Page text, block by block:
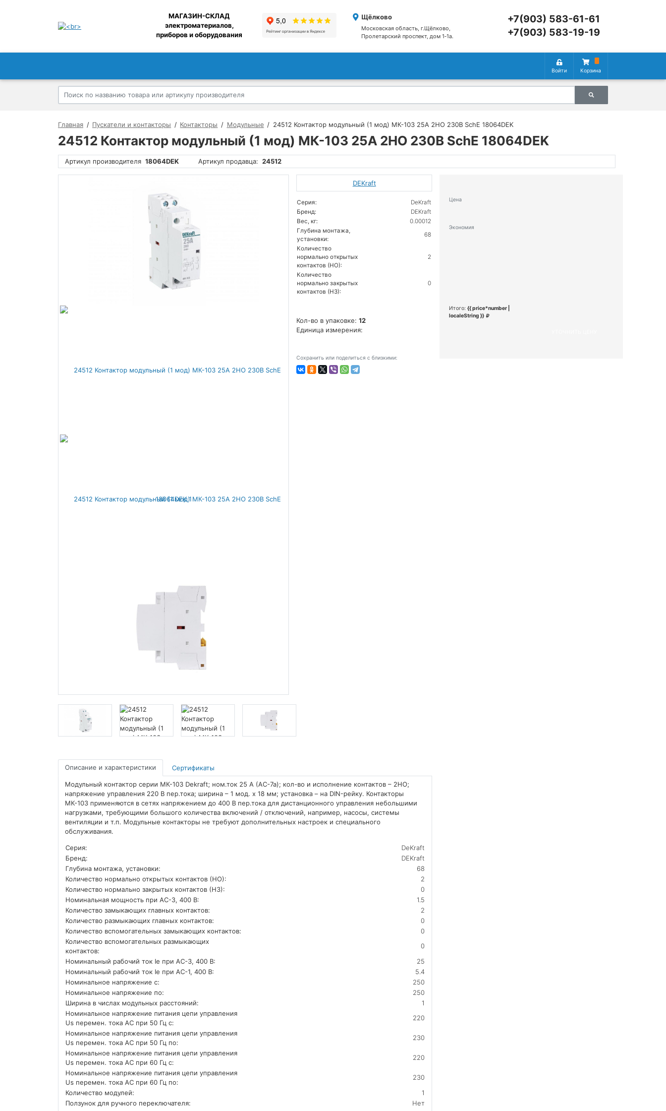
МАГАЗИН-СКЛАД
электроматериалов,
приборов и оборудования
Щёлково
Московская область, г.Щёлково,
Пролетарский проспект, дом 1‑1а.
+7(903) 583-61-61
+7(903) 583-19-19
Войти Корзина
Главная Пускатели и контакторы Контакторы Модульные 24512 Контактор модульный (1 мод) МК-103 25А 2НО 230В SchE 18064DEK
24512 Контактор модульный (1 мод) МК-103 25А 2НО 230В SchE 18064DEK
Артикул производителя 18064DEK Артикул продавца: 24512
DEKraft
Серия:
DeKraft
Бренд:
DEKraft
Вес, кг:
0.00012
Глубина монтажа,
установки:
68
Количество
нормально открытых
контактов (НО):
2
Количество
нормально закрытых
контактов (НЗ):
0
Кол-во в упаковке:12
Единица измерения:
Сохранить или поделиться с близкими:
Цена
Экономия
Итого: {{ price*number |
localeString }}
Описание и характеристики Сертификаты
Модульный контактор серии МК-103 Dekraft; ном.ток 25 А (АС-7а); кол-во и исполнение контактов – 2НО;
напряжение управления 220 В пер.тока; ширина – 1 мод. х 18 мм; установка – на DIN-рейку. Контакторы
МК-103 применяются в сетях напряжением до 400 В пер.тока для дистанционного управления небольшими
нагрузками, требующими большого количества включений / отключений, например, насосы, системы
вентиляции и т.п. Модульные контакторы не требуют дополнительных настроек и специального
обслуживания.
Серия:
DeKraft
Бренд:
DEKraft
Глубина монтажа, установки:
68
Количество нормально открытых контактов (НО):
2
Количество нормально закрытых контактов (НЗ):
0
Номинальная мощность при AC-3, 400 В:
1.5
Количество замыкающих главных контактов:
2
Количество размыкающих главных контактов:
0
Количество вспомогательных замыкающих контактов:
0
Количество вспомогательных размыкающих
контактов:
0
Номинальный рабочий ток Ie при AC-3, 400 В:
25
Номинальный рабочий ток Ie при AC-1, 400 В:
5.4
Номинальное напряжение с:
250
Номинальное напряжение по:
250
Ширина в числах модульных расстояний:
1
Номинальное напряжение питания цепи управления
Us перемен. тока АС при 50 Гц с:
220
Номинальное напряжение питания цепи управления
Us перемен. тока АС при 50 Гц по:
230
Номинальное напряжение питания цепи управления
Us перемен. тока АС при 60 Гц с:
220
Номинальное напряжение питания цепи управления
Us перемен. тока АС при 60 Гц по:
230
Количество модулей:
1
Ползунок для ручного переключателя:
Нет